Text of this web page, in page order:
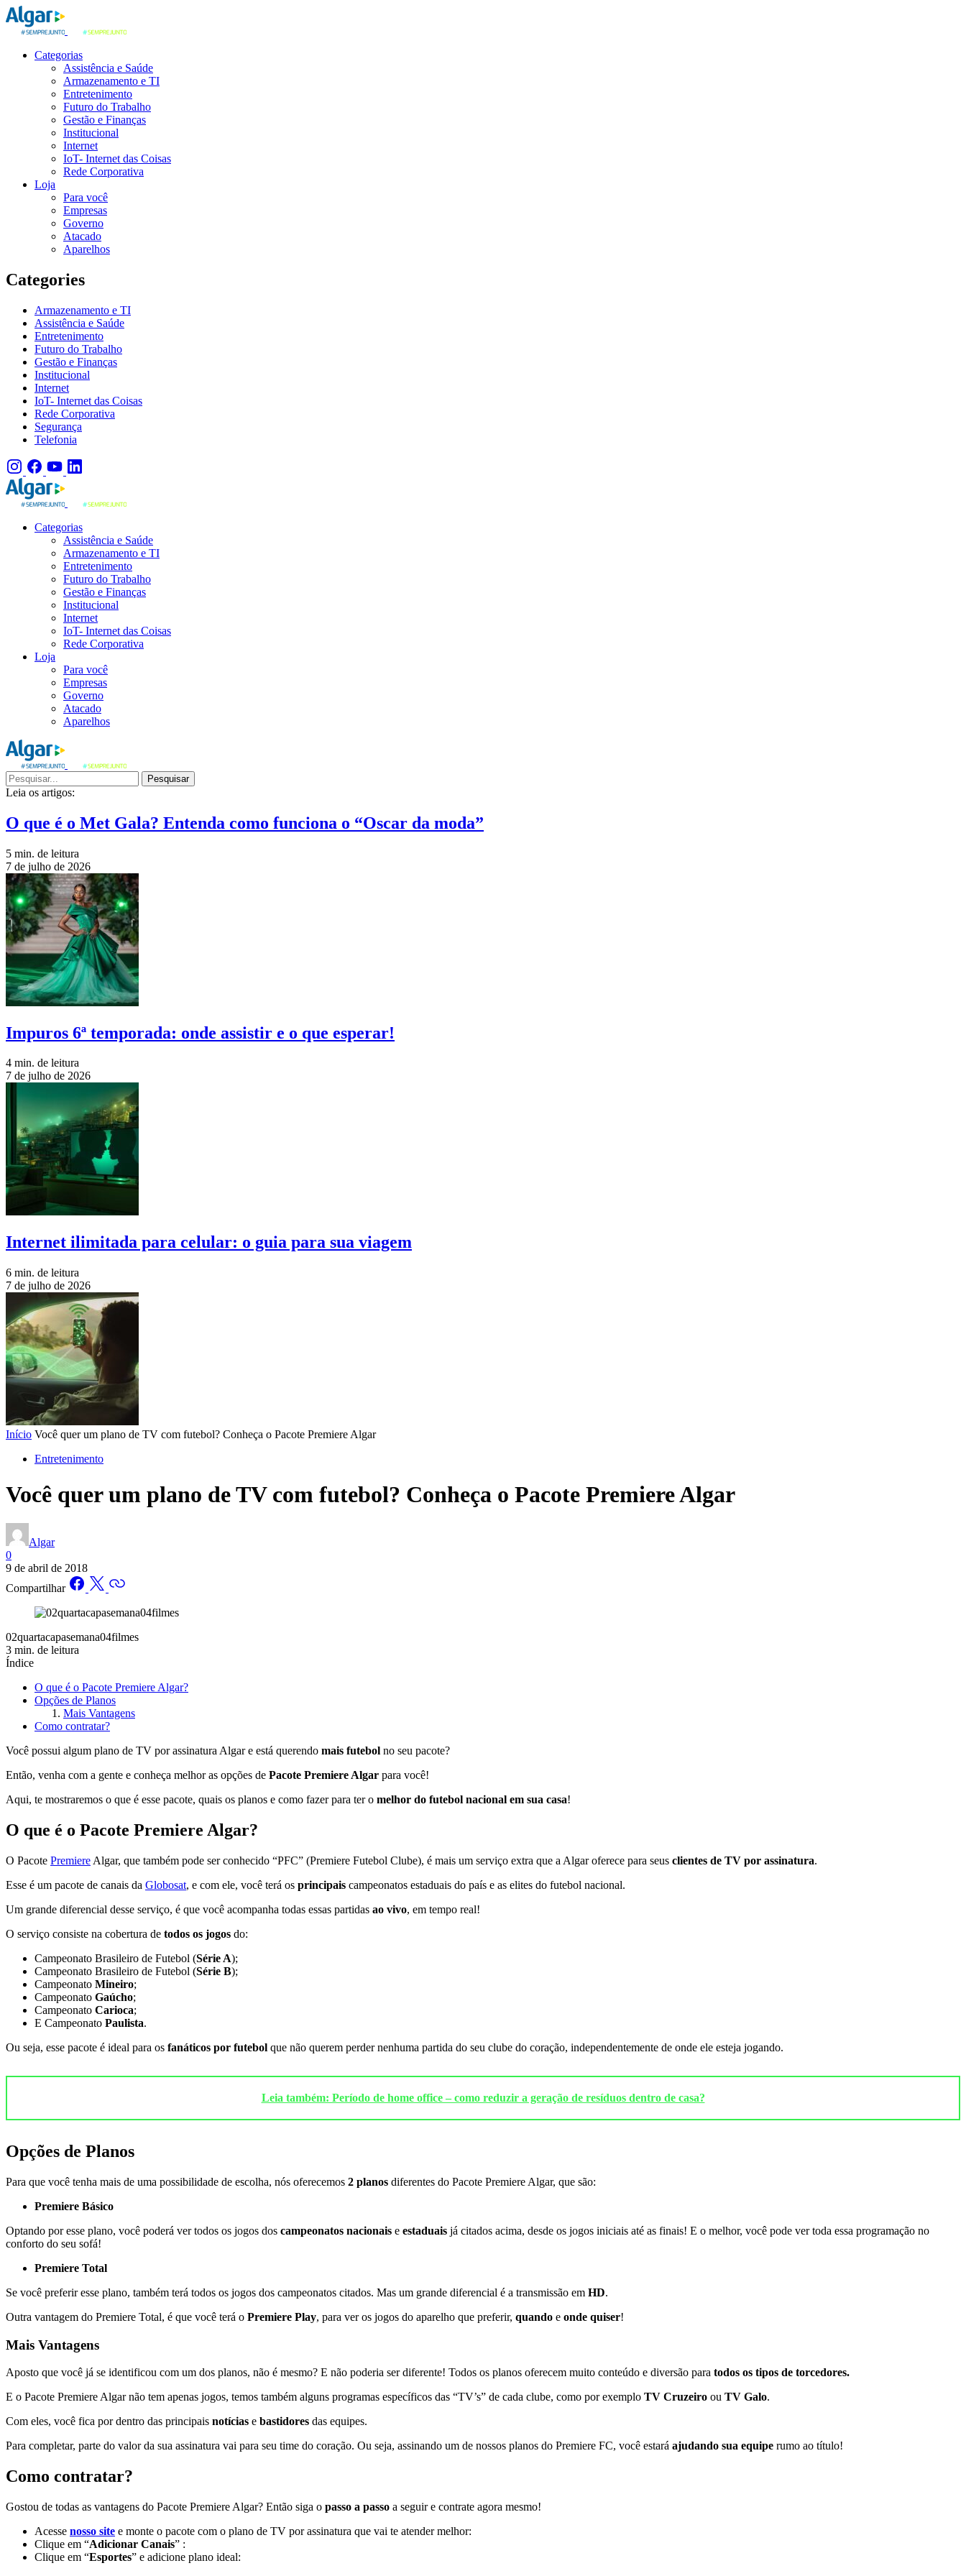
Categorias
Assistência e Saúde
Armazenamento e TI
Entretenimento
Futuro do Trabalho
Gestão e Finanças
Institucional
Internet
IoT- Internet das Coisas
Rede Corporativa
Loja
Para você
Empresas
Governo
Atacado
Aparelhos
Categories
Armazenamento e TI
Assistência e Saúde
Entretenimento
Futuro do Trabalho
Gestão e Finanças
Institucional
Internet
IoT- Internet das Coisas
Rede Corporativa
Segurança
Telefonia
Categorias
Assistência e Saúde
Armazenamento e TI
Entretenimento
Futuro do Trabalho
Gestão e Finanças
Institucional
Internet
IoT- Internet das Coisas
Rede Corporativa
Loja
Para você
Empresas
Governo
Atacado
Aparelhos
Pesquisar
Leia os artigos:
O que é o Met Gala? Entenda como funciona o “Oscar da moda”
5 min. de leitura
7 de julho de 2026
Impuros 6ª temporada: onde assistir e o que esperar!
4 min. de leitura
7 de julho de 2026
Internet ilimitada para celular: o guia para sua viagem
6 min. de leitura
7 de julho de 2026
Início Você quer um plano de TV com futebol? Conheça o Pacote Premiere Algar
Entretenimento
Você quer um plano de TV com futebol? Conheça o Pacote Premiere Algar
Algar
0
9 de abril de 2018
Compartilhar
02quartacapasemana04filmes
3 min. de leitura
Índice
O que é o Pacote Premiere Algar?
Opções de Planos
Mais Vantagens
Como contratar?
Você possui algum plano de TV por assinatura Algar e está querendo mais futebol no seu pacote?
Então, venha com a gente e conheça melhor as opções de Pacote Premiere Algar para você!
Aqui, te mostraremos o que é esse pacote, quais os planos e como fazer para ter o melhor do futebol nacional em sua casa!
O que é o Pacote Premiere Algar?
O Pacote Premiere Algar, que também pode ser conhecido “PFC” (Premiere Futebol Clube), é mais um serviço extra que a Algar oferece para seus clientes de TV por assinatura.
Esse é um pacote de canais da Globosat, e com ele, você terá os principais campeonatos estaduais do país e as elites do futebol nacional.
Um grande diferencial desse serviço, é que você acompanha todas essas partidas ao vivo, em tempo real!
O serviço consiste na cobertura de todos os jogos do:
Campeonato Brasileiro de Futebol (Série A);
Campeonato Brasileiro de Futebol (Série B);
Campeonato Mineiro;
Campeonato Gaúcho;
Campeonato Carioca;
E Campeonato Paulista.
Ou seja, esse pacote é ideal para os fanáticos por futebol que não querem perder nenhuma partida do seu clube do coração, independentemente de onde ele esteja jogando.
Leia também: Período de home office – como reduzir a geração de resíduos dentro de casa?
Opções de Planos
Para que você tenha mais de uma possibilidade de escolha, nós oferecemos 2 planos diferentes do Pacote Premiere Algar, que são:
Premiere Básico
Optando por esse plano, você poderá ver todos os jogos dos campeonatos nacionais e estaduais já citados acima, desde os jogos iniciais até as finais! E o melhor, você pode ver toda essa programação no
conforto do seu sofá!
Premiere Total
Se você preferir esse plano, também terá todos os jogos dos campeonatos citados. Mas um grande diferencial é a transmissão em HD.
Outra vantagem do Premiere Total, é que você terá o Premiere Play, para ver os jogos do aparelho que preferir, quando e onde quiser!
Mais Vantagens
Aposto que você já se identificou com um dos planos, não é mesmo? E não poderia ser diferente! Todos os planos oferecem muito conteúdo e diversão para todos os tipos de torcedores.
E o Pacote Premiere Algar não tem apenas jogos, temos também alguns programas específicos das “TV’s” de cada clube, como por exemplo TV Cruzeiro ou TV Galo.
Com eles, você fica por dentro das principais notícias e bastidores das equipes.
Para completar, parte do valor da sua assinatura vai para seu time do coração. Ou seja, assinando um de nossos planos do Premiere FC, você estará ajudando sua equipe rumo ao título!
Como contratar?
Gostou de todas as vantagens do Pacote Premiere Algar? Então siga o passo a passo a seguir e contrate agora mesmo!
Acesse nosso site e monte o pacote com o plano de TV por assinatura que vai te atender melhor:
Clique em “Adicionar Canais” :
Clique em “Esportes” e adicione plano ideal: